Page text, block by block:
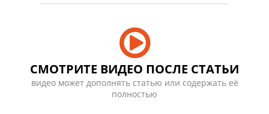
СМОТРИТЕ ВИДЕО ПОСЛЕ СТАТЬИ
видео может дополнять статью или содержать её
полностью